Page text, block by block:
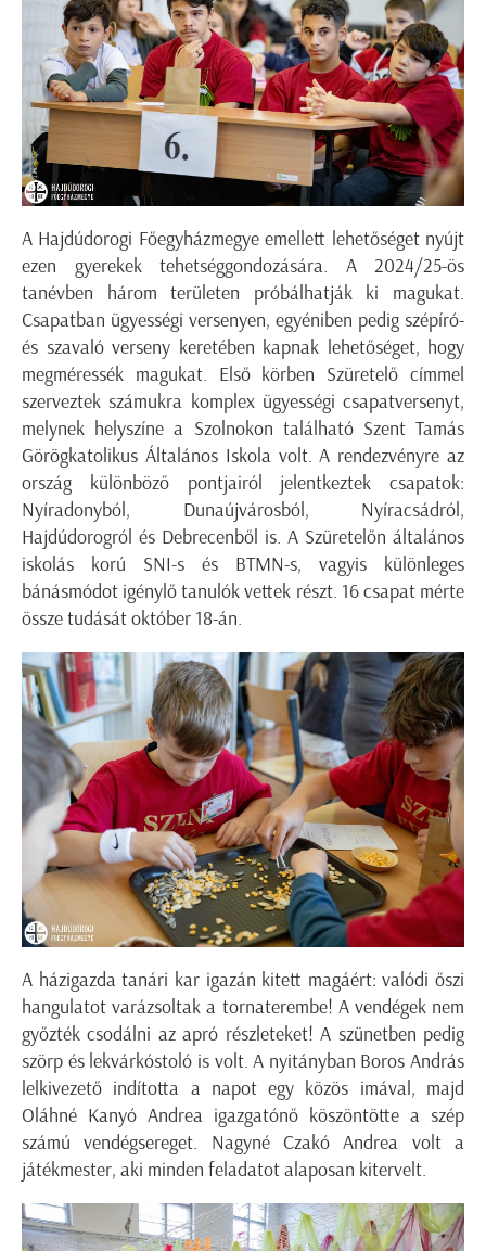
A Hajdúdorogi Főegyházmegye emellett lehetőséget nyújt
ezen gyerekek tehetséggondozására. A 2024/25-ös
tanévben három területen próbálhatják ki magukat.
Csapatban ügyességi versenyen, egyéniben pedig szépíró-
és szavaló verseny keretében kapnak lehetőséget, hogy
megméressék magukat. Első körben Szüretelő címmel
szerveztek számukra komplex ügyességi csapatversenyt,
melynek helyszíne a Szolnokon található Szent Tamás
Görögkatolikus Általános Iskola volt. A rendezvényre az
ország különböző pontjairól jelentkeztek csapatok:
Nyíradonyból, Dunaújvárosból, Nyíracsádról,
Hajdúdorogról és Debrecenből is. A Szüretelőn általános
iskolás korú SNI-s és BTMN-s, vagyis különleges
bánásmódot igénylő tanulók vettek részt. 16 csapat mérte
össze tudását október 18-án.
A házigazda tanári kar igazán kitett magáért: valódi őszi
hangulatot varázsoltak a tornaterembe! A vendégek nem
győzték csodálni az apró részleteket! A szünetben pedig
szörp és lekvárkóstoló is volt. A nyitányban Boros András
lelkivezető indította a napot egy közös imával, majd
Oláhné Kanyó Andrea igazgatónő köszöntötte a szép
számú vendégsereget. Nagyné Czakó Andrea volt a
játékmester, aki minden feladatot alaposan kitervelt.